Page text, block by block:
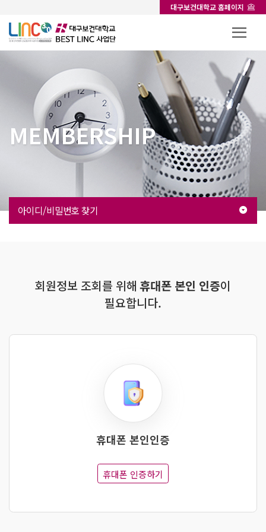
대구보건대학교 홈페이지
MEMBERSHIP
아이디/비밀번호 찾기
회원정보 조회를 위해휴대폰 본인 인증이
필요합니다.
휴대폰 본인인증
휴대폰 인증하기